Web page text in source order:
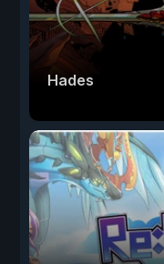
Hades